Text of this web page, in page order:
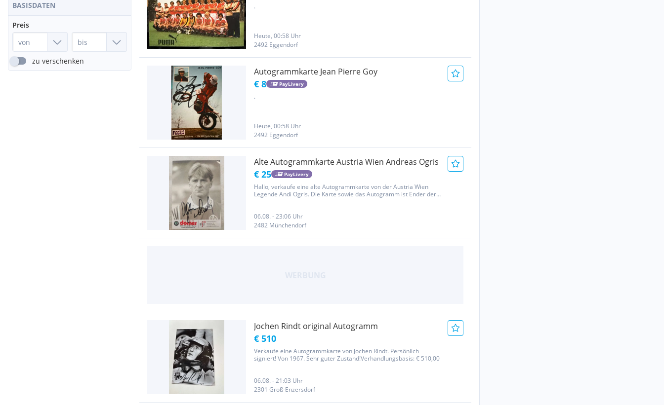
BASISDATEN
Preis
zu verschenken
.
Heute, 00:58 Uhr
2492 Eggendorf
Autogrammkarte Jean Pierre Goy
€ 8 PayLivery
.
Heute, 00:58 Uhr
2492 Eggendorf
Alte Autogrammkarte Austria Wien Andreas Ogris
€ 25 PayLivery
Hallo, verkaufe eine alte Autogrammkarte von der Austria Wien
Legende Andi Ogris. Die Karte sowie das Autogramm ist Ender der
06.08. - 23:06 Uhr
2482 Münchendorf
Jochen Rindt original Autogramm
€ 510
Verkaufe eine Autogrammkarte von Jochen Rindt. Persönlich
signiert! Von 1967. Sehr guter Zustand!Verhandlungsbasis: € 510,00
06.08. - 21:03 Uhr
2301 Groß-Enzersdorf